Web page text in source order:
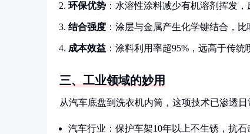
环保优势 ：水溶性涂料减少有机溶剂挥发
结合强度 ：涂层与金属产生化学键结合，
成本效益 ：涂料利用率超95%，远高于传统
三、工业领域的妙用
从汽车底盘到洗衣机内筒，这项技术已渗透日
汽车行业：保护车架10年以上不生锈，抗石